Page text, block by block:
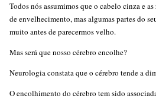
Todos nós assumimos que o cabelo cinza e
de envelhecimento, mas algumas partes do
muito antes de parecermos velho.
Mas será que nosso cérebro encolhe?
Neurologia constata que o cérebro tende a
O encolhimento do cérebro tem sido